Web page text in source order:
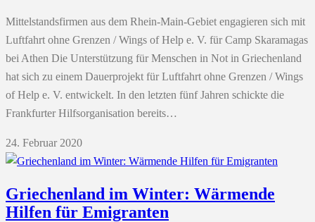
Mittelstandsfirmen aus dem Rhein-Main-Gebiet engagieren sich mit
Luftfahrt ohne Grenzen / Wings of Help e. V. für Camp Skaramagas
bei Athen Die Unterstützung für Menschen in Not in Griechenland
hat sich zu einem Dauerprojekt für Luftfahrt ohne Grenzen / Wings
of Help e. V. entwickelt. In den letzten fünf Jahren schickte die
Frankfurter Hilfsorganisation bereits…
24. Februar 2020
Griechenland im Winter: Wärmende
Hilfen für Emigranten